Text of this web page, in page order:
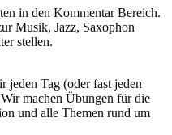
in den Kommentar Bereich.
Musik, Jazz, Saxophon
stellen.
Tag (oder fast jeden
machen Übungen für die
und alle Themen rund um